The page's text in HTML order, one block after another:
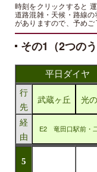
時刻をクリックすると
道路混雑・天候・路線
がありますので、予めご
その1（2つのう
平日ダイヤ
行
先
武蔵ヶ丘
光
経
由
E2 竜田口駅前・
5